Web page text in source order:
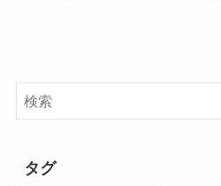
タグ